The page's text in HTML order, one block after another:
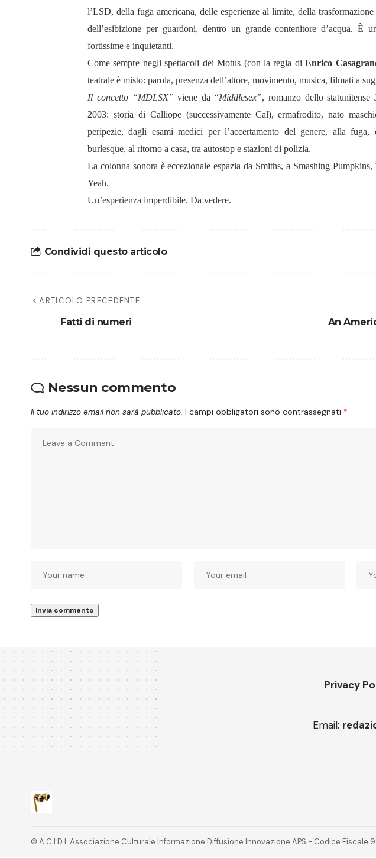
l’LSD, della fuga americana, delle esperienze al limite, della
dell’esibizione per guardoni, dentro un grande contenitore d’acqua. È
fortissime e inquietanti.
Come sempre negli spettacoli dei Motus (con la regia diEnrico
teatrale è misto: parola, presenza dell’attore, movimento, musica, filmati a
Il concetto “MDLSX”viene da “Middlesex”, romanzo dello
2003: storia di Calliope (successivamente Cal), ermafrodito, nato
peripezie, dagli esami medici per l’accertamento del genere, alla
burlesque, al ritorno a casa, tra autostop e stazioni di polizia.
La colonna sonora è eccezionale espazia da Smiths, a Smashing
Yeah.
Un’esperienza imperdibile. Da vedere.
Condividi questo articolo
ARTICOLO PRECEDENTE
Fatti di numeri An
Nessun commento
Il tuo indirizzo email non sarà pubblicato. I campi obbligatori sono contrassegnati *
Privacy
Email:
© A.C.I.D.I. Associazione Culturale Informazione Diffusione Innovazione APS - Codice Fiscale